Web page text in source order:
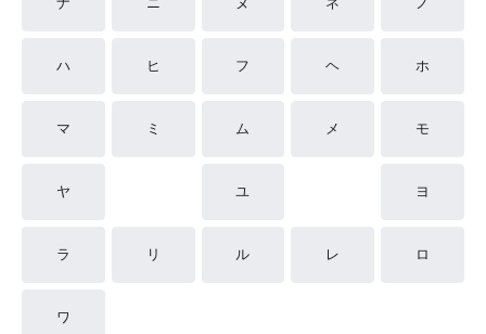
ハ ヒ フ ヘ ホ
マ ミ ム メ モ
ヤ ユ ヨ
ラ リ ル レ ロ
ワ